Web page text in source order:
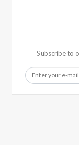
Subscribe to